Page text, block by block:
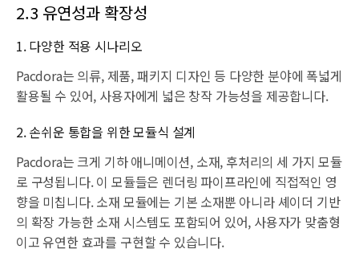
2.3 유연성과 확장성
1. 다양한 적용 시나리오
Pacdora는 의류, 제품, 패키지 디자인 등 다양한 분야에 폭넓게
활용될 수 있어, 사용자에게 넓은 창작 가능성을 제공합니다.
2. 손쉬운 통합을 위한 모듈식 설계
Pacdora는 크게 기하 애니메이션, 소재, 후처리의 세 가지 모듈
로 구성됩니다. 이 모듈들은 렌더링 파이프라인에 직접적인 영
향을 미칩니다. 소재 모듈에는 기본 소재뿐 아니라 셰이더 기반
의 확장 가능한 소재 시스템도 포함되어 있어, 사용자가 맞춤형
이고 유연한 효과를 구현할 수 있습니다.